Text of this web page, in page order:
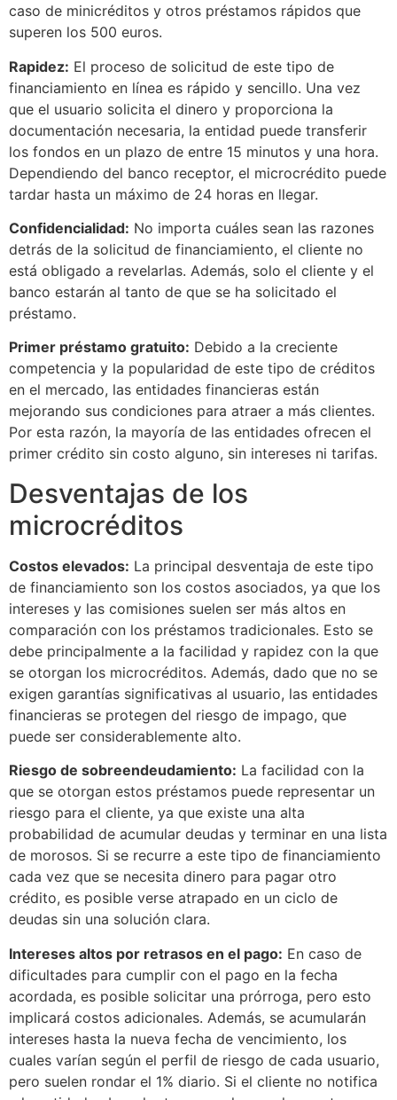
caso de minicréditos y otros préstamos rápidos que
superen los 500 euros.
Rapidez: El proceso de solicitud de este tipo de
financiamiento en línea es rápido y sencillo. Una vez
que el usuario solicita el dinero y proporciona la
documentación necesaria, la entidad puede transferir
los fondos en un plazo de entre 15 minutos y una hora.
Dependiendo del banco receptor, el microcrédito puede
tardar hasta un máximo de 24 horas en llegar.
Confidencialidad: No importa cuáles sean las razones
detrás de la solicitud de financiamiento, el cliente no
está obligado a revelarlas. Además, solo el cliente y el
banco estarán al tanto de que se ha solicitado el
préstamo.
Primer préstamo gratuito: Debido a la creciente
competencia y la popularidad de este tipo de créditos
en el mercado, las entidades financieras están
mejorando sus condiciones para atraer a más clientes.
Por esta razón, la mayoría de las entidades ofrecen el
primer crédito sin costo alguno, sin intereses ni tarifas.
Desventajas de los
microcréditos
Costos elevados: La principal desventaja de este tipo
de financiamiento son los costos asociados, ya que los
intereses y las comisiones suelen ser más altos en
comparación con los préstamos tradicionales. Esto se
debe principalmente a la facilidad y rapidez con la que
se otorgan los microcréditos. Además, dado que no se
exigen garantías significativas al usuario, las entidades
financieras se protegen del riesgo de impago, que
puede ser considerablemente alto.
Riesgo de sobreendeudamiento: La facilidad con la
que se otorgan estos préstamos puede representar un
riesgo para el cliente, ya que existe una alta
probabilidad de acumular deudas y terminar en una lista
de morosos. Si se recurre a este tipo de financiamiento
cada vez que se necesita dinero para pagar otro
crédito, es posible verse atrapado en un ciclo de
deudas sin una solución clara.
Intereses altos por retrasos en el pago: En caso de
dificultades para cumplir con el pago en la fecha
acordada, es posible solicitar una prórroga, pero esto
implicará costos adicionales. Además, se acumularán
intereses hasta la nueva fecha de vencimiento, los
cuales varían según el perfil de riesgo de cada usuario,
pero suelen rondar el 1% diario. Si el cliente no notifica